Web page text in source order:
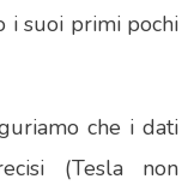
i suoi primi pochi
che i dati
(Tesla non